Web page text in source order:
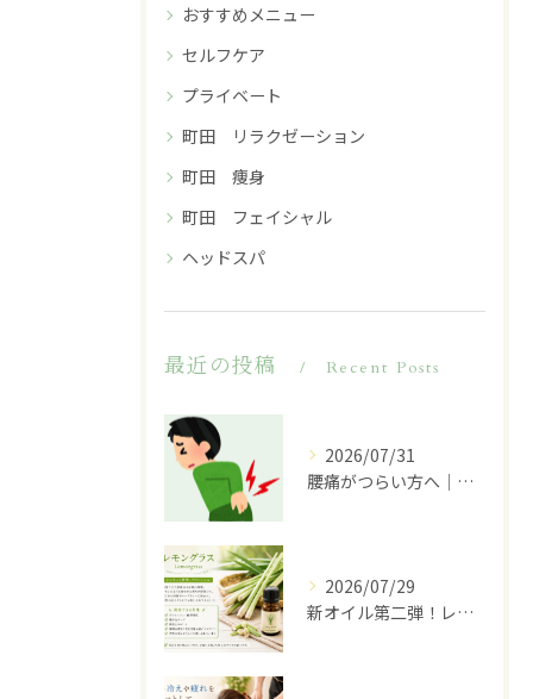
おすすめメニュー
セルフケア
プライベート
町田 リラクゼーション
町田 痩身
町田 フェイシャル
ヘッドスパ
最近の投稿 Recent Posts
2026/07/31
腰痛がつらい方へ｜その原因は腰だけではないかもしれません
2026/07/29
新オイル第二弾！レモングラスのご紹介♪